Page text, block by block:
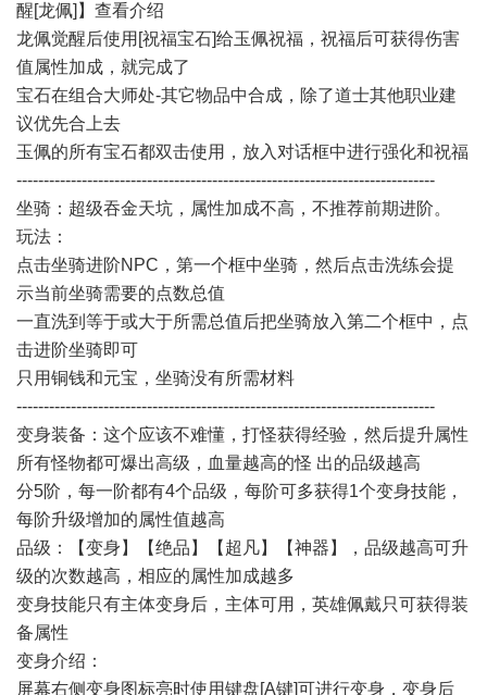
醒[龙佩]】查看介绍
龙佩觉醒后使用[祝福宝石]给玉佩祝福，祝福后可获得伤害
值属性加成，就完成了
宝石在组合大师处-其它物品中合成，除了道士其他职业建
议优先合上去
玉佩的所有宝石都双击使用，放入对话框中进行强化和祝福
-----------------------------------------------------------------------------
坐骑：超级吞金天坑，属性加成不高，不推荐前期进阶。
玩法：
点击坐骑进阶NPC，第一个框中坐骑，然后点击洗练会提
示当前坐骑需要的点数总值
一直洗到等于或大于所需总值后把坐骑放入第二个框中，点
击进阶坐骑即可
只用铜钱和元宝，坐骑没有所需材料
-----------------------------------------------------------------------------
变身装备：这个应该不难懂，打怪获得经验，然后提升属性
所有怪物都可爆出高级，血量越高的怪 出的品级越高
分5阶，每一阶都有4个品级，每阶可多获得1个变身技能，
每阶升级增加的属性值越高
品级：【变身】【绝品】【超凡】【神器】，品级越高可升
级的次数越高，相应的属性加成越多
变身技能只有主体变身后，主体可用，英雄佩戴只可获得装
备属性
变身介绍：
屏幕右侧变身图标亮时使用键盘[A键]可进行变身，变身后